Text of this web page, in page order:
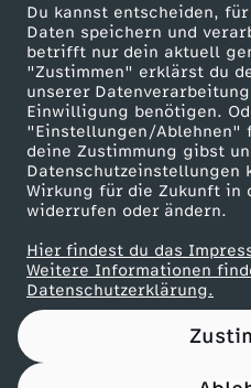
Du kannst entscheiden,
Daten speichern und
betrifft nur dein aktuell
"Zustimmen" erklärst du
unserer
Einwilligung benötigen.
"Einstellungen/Ablehnen"
deine Zustimmung gibst
Datenschutzeinstellungen
Wirkung für die Zukunft in
widerrufen oder ändern.
Hier findest du das
Weitere Informationen
Datenschutzerklärung.
u
n
t
e
r
I
ZDF goes Schule
Werbefernsehen
Mainzelmännchen
Partner